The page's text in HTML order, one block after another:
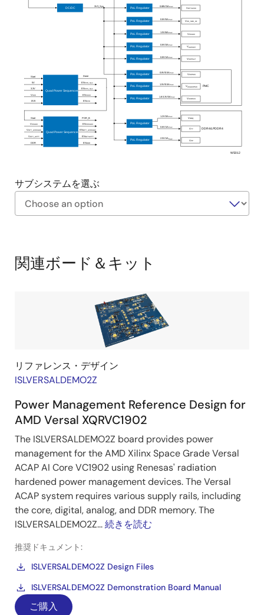
0.88V/3A max
PoL Regulator
PoL Regulator
PoL Regulator
DC/DC
Quad Power Sequencer
PMC
DDR4/LPDDR4
PoL Regulator
0.8V/5Amax
PoL Regulator
1.5V/6Amax
PoL Regulator
0.8V/3A max
PoL Regulator
0.8V/1Amax
PoL Regulator
0.8V/0.5Amax
PoL Regulator
1.5V/0.5Amax
PoL Regulator
1.8-3.3V/3Amax
VCCPMC
VCCAUXPMC
V CCO50X
VCCPSLP
VCCPSFP
VCCAUX
V CC_SOC_IO
VGTYAVCC
1.2V/3Amax
0.6V/1Amax
2.5V/1Amax
VDDQ
VTT
VPP
3V3_Sys
EN5V0_Sys
EN3V3_Sys
ENVCC0
EN
5V
3.3V
VCC0
0V8
Start
Quad Power Sequencer
ENVCCAUX
ENGTY_AVCCAUX
ENGTYAVTT
ENDDR
VCCAUX
V GTY_AVCCAUX
VGTY_AVTT
DDR
Start
Done
POR_B
WS012
サブシステムを選ぶ
Diagram
関連ボード＆キット
リファレンス・デザイン
ISLVERSALDEMO2Z
Power Management Reference Design for
AMD Versal XQRVC1902
The ISLVERSALDEMO2Z board provides power
management for the AMD Xilinx Space Grade Versal
ACAP AI Core VC1902 using Renesas' radiation
hardened power management devices. The Versal
ACAP system requires various supply rails, including
the core, digital, analog, and DDR memory. The
ISLVERSALDEMO2Z...続きを読む
推奨ドキュメント:
ISLVERSALDEMO2Z Design Files
ISLVERSALDEMO2Z Demonstration Board Manual
ご購入